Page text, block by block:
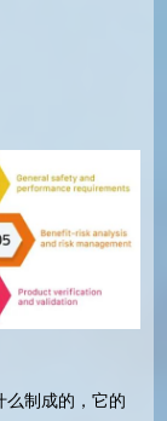
么制成的，它的